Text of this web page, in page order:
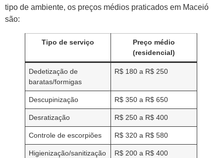
tipo de ambiente, os preços médios praticados em Maceió
são:
Tipo de serviço
Preço médio
(residencial)
Dedetização de
baratas/formigas
R$ 180 a R$ 250
Descupinização R$ 350 a R$ 650
Desratização R$ 250 a R$ 400
Controle de escorpiões R$ 320 a R$ 580
Higienização/sanitização R$ 200 a R$ 400